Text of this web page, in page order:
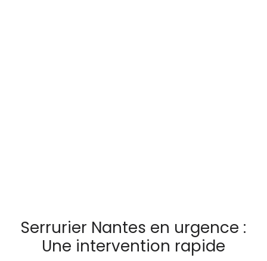
Serrurier Nantes en urgence :
Une intervention rapide